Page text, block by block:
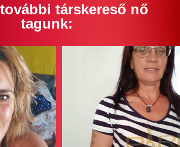
társkereső nő
tagunk: